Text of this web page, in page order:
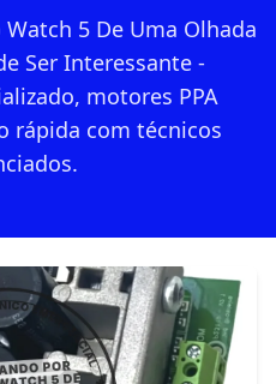
5 De Uma Olhada
Ser Interessante -
motores PPA
rápida com técnicos